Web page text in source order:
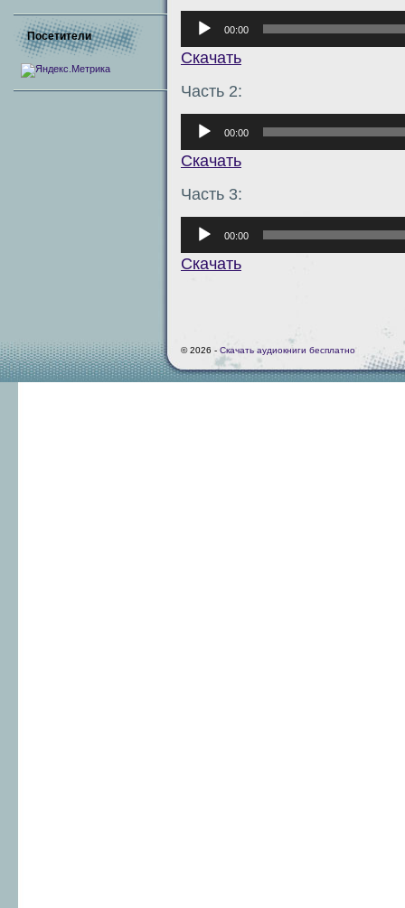
Аудиоплеер
00:00
Скачать
Часть 2:
Аудиоплеер
00:00
Скачать
Часть 3:
Аудиоплеер
00:00
Скачать
Посетители
© 2026 - Скачать аудиокниги бесплатно